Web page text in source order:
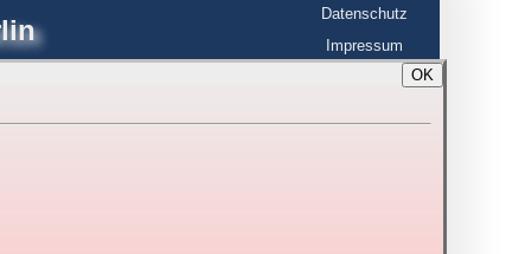
OK
Datenschutz
Impressum
Blitzmarathon ☰